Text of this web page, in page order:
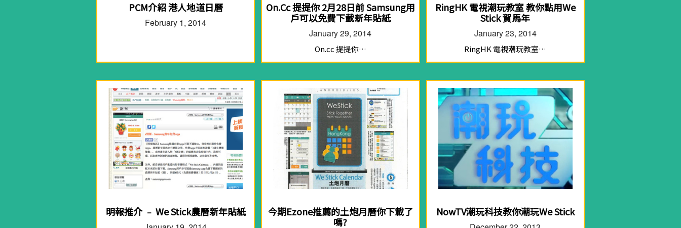
PCM介紹 港人地道日曆
February 1, 2014
On.Cc 提提你 2月28日前 Samsung用
戶可以免費下載新年貼紙
January 29, 2014
On.cc 提提你…
RingHK 電視潮玩教室 教你點用We
Stick 賀馬年
January 23, 2014
RingHK 電視潮玩教室…
明報推介 ﹣ We Stick農曆新年貼紙
今期Ezone推薦的土炮月曆你下載了
嗎?
NowTV潮玩科技教你潮玩We Stick